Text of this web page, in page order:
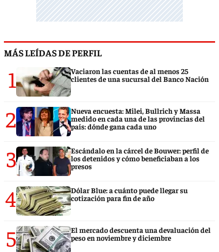
MÁS LEÍDAS DE PERFIL
1
Vaciaron las cuentas de al menos 25
clientes de una sucursal del Banco Nación
2
Nueva encuesta: Milei, Bullrich y Massa
medido en cada una de las provincias del
país: dónde gana cada uno
3
Escándalo en la cárcel de Bouwer: perfil de
los detenidos y cómo beneficiaban a los
presos
4
Dólar Blue: a cuánto puede llegar su
cotización para fin de año
5
El mercado descuenta una devaluación del
peso en noviembre y diciembre